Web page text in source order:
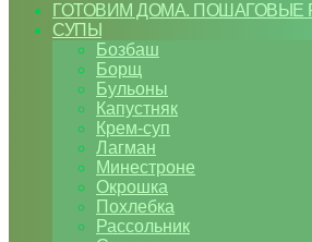
ГОТОВИМ ДОМА. ПОШАГОВЫЕ
СУПЫ
Бозбаш
Борщ
Бульоны
Капустняк
Крем-суп
Лагман
Минестроне
Окрошка
Похлебка
Рассольник